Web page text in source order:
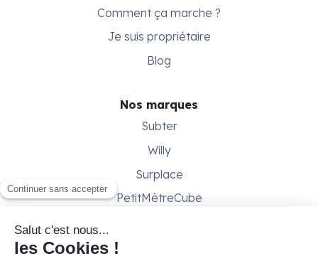
Comment ça marche ?
Je suis propriétaire
Blog
Nos marques
Subter
Willy
Surplace
PetitMètreCube
Besoin d'aide ?